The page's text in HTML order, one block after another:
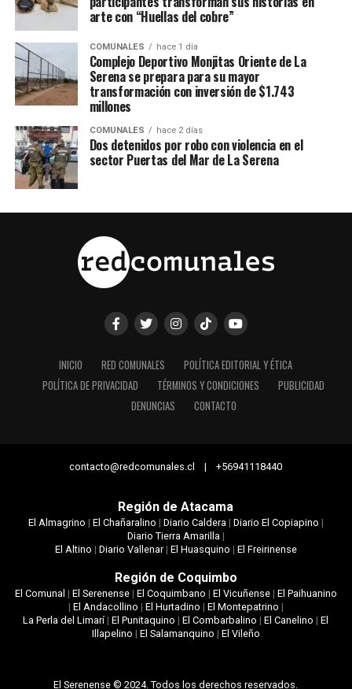
arte con “Huellas del cobre”
COMUNALES hace 1 día
Complejo Deportivo Monjitas Oriente de La
Serena se prepara para su mayor
transformación con inversión de $1.743
millones
COMUNALES hace 2 días
Dos detenidos por robo con violencia en el
sector Puertas del Mar de La Serena
INICIO RED COMUNALES
POLÍTICA EDITORIAL Y ÉTICA
POLÍTICA DE PRIVACIDAD
TÉRMINOS Y CONDICIONES
PUBLICIDAD
DENUNCIAS
CONTACTO
contacto@redcomunales.cl | +56941118440
Región de Atacama
El Almagrino | El Chañaralino | Diario Caldera| Diario El Copiapino |
Diario Tierra Amarilla|
El Altino | Diario Vallenar| El Huasquino | El Freirinense
Región de Coquimbo
El Comunal | El Serenense| El Coquimbano | El Vicuñense| El Paihuanino
| El Andacollino | El Hurtadino | El Montepatrino |
La Perla del Limarí|El Punitaquino |El Combarbalino |El Canelino |El
Illapelino | El Salamanquino | El Vileño
El Serenense © 2024. Todos los derechos reservados.